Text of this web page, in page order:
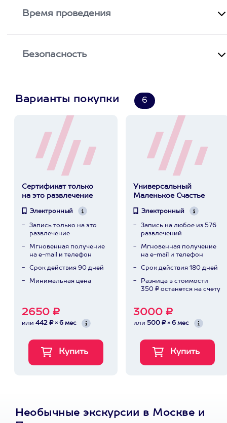
Время проведения
Безопасность
Варианты покупки 6
Сертификат только
на это развлечение
Электронный
Запись только на это
развлечение
Мгновенная получение
на e-mail и телефон
Срок действия 90 дней
Минимальная цена
2650 ₽
или 442 ₽ × 6 мес
Универсальный
Маленькое Счастье
Электронный
Запись на любое из 576
развлечений
Мгновенная получение
на e-mail и телефон
Срок действия 180 дней
Разница в стоимости
350 ₽ останется на счету
3000 ₽
или 500 ₽ × 6 мес
Необычные экскурсии в Москве и